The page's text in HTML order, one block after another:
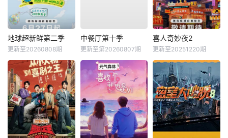
地球超新鲜第二季
更新至20260808期
中餐厅第十季
更新至第20260807期
喜人奇妙夜2
更新至20251220期